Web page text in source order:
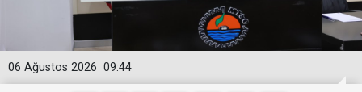
09:44
06 Ağustos 2026